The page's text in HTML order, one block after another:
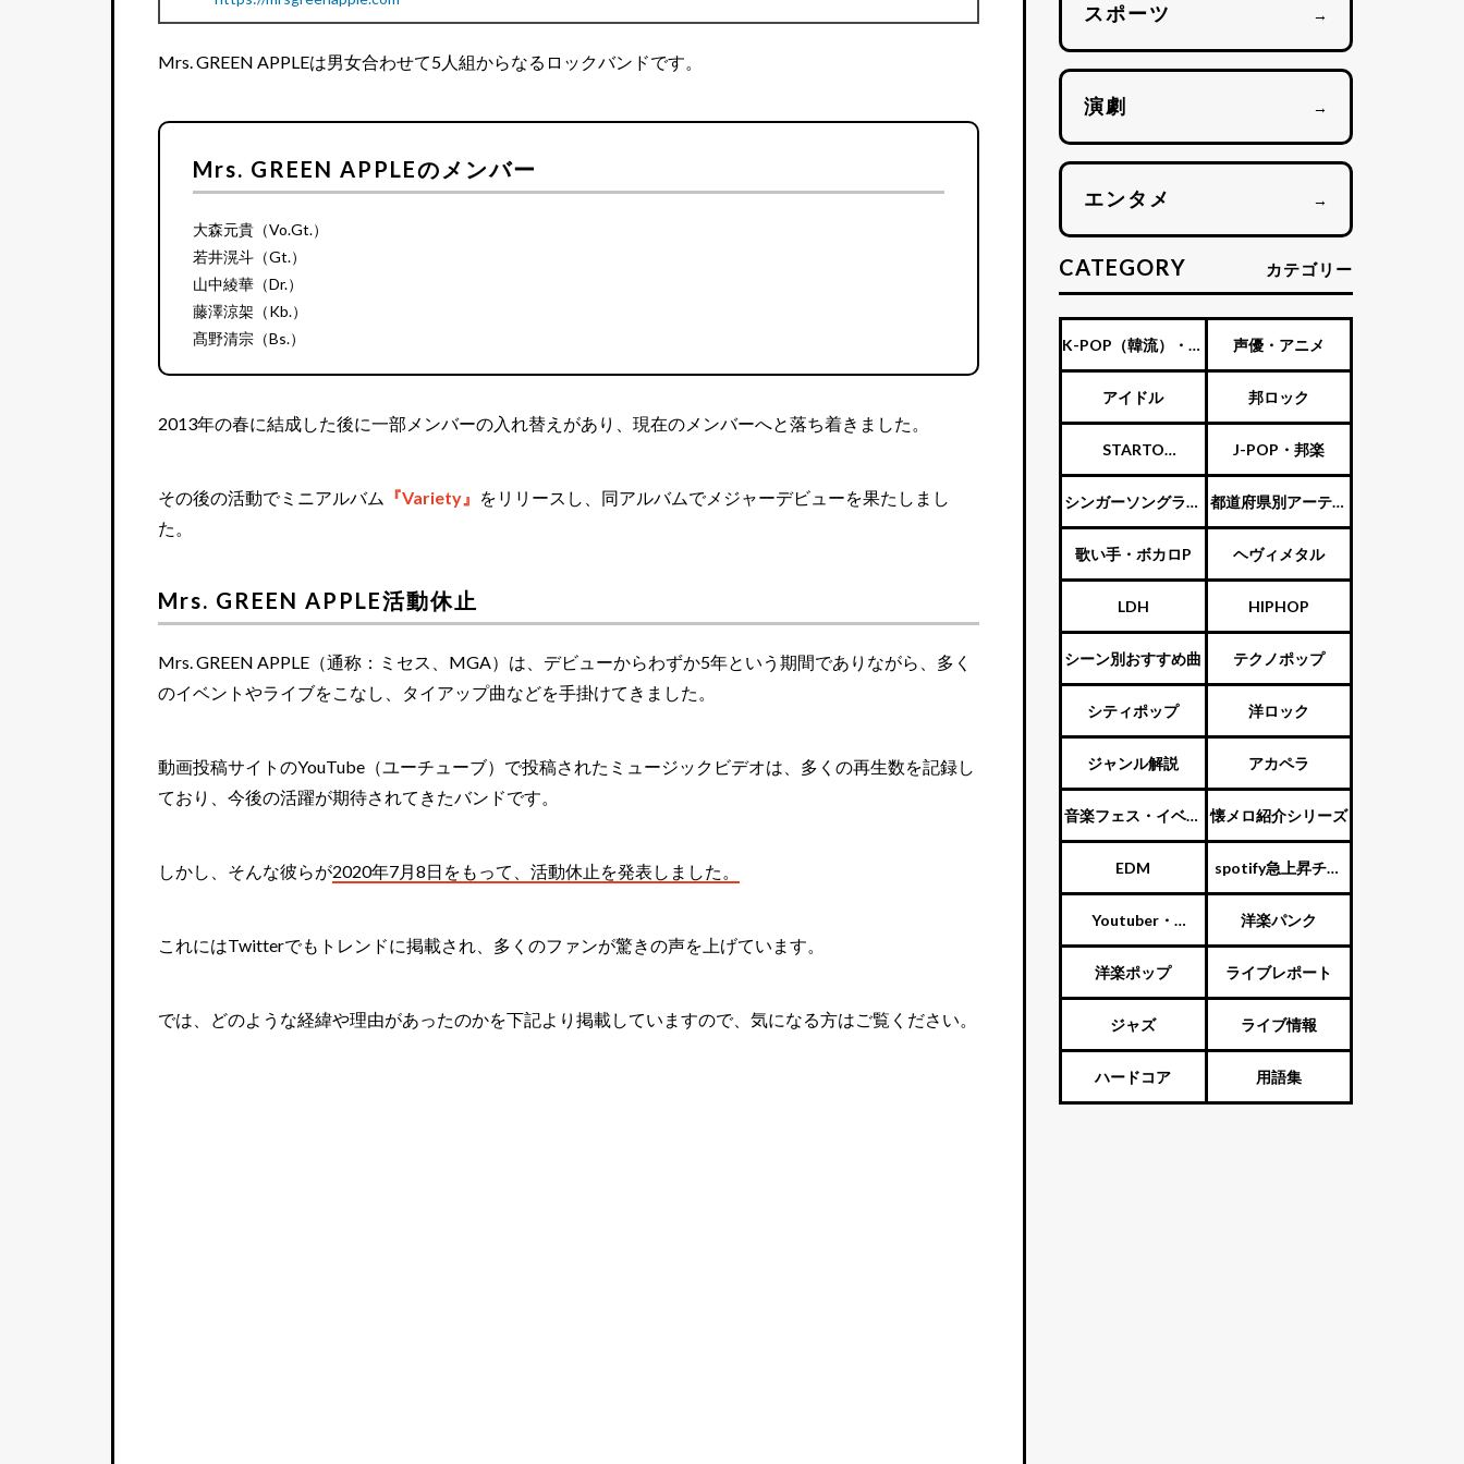
Mrs. GREEN APPLEは男女合わせて5人組からなるロックバンドです。
Mrs. GREEN APPLEのメンバー
大森元貴（Vo.Gt.）
若井滉斗（Gt.）
山中綾華（Dr.）
藤澤涼架（Kb.）
髙野清宗（Bs.）
2013年の春に結成した後に一部メンバーの入れ替えがあり、現在のメンバーへと落ち着きました。
その後の活動でミニアルバム 『Variety』 をリリースし、同アルバムでメジャーデビューを果たしまし
た。
Mrs. GREEN APPLE活動休止
Mrs. GREEN APPLE（通称：ミセス、MGA）は、デビューからわずか5年という期間でありながら、多く
のイベントやライブをこなし、タイアップ曲などを手掛けてきました。
動画投稿サイトのYouTube（ユーチューブ）で投稿されたミュージックビデオは、多くの再生数を記録し
ており、今後の活躍が期待されてきたバンドです。
しかし、そんな彼らが2020年7月8日をもって、活動休止を発表しました。
これにはTwitterでもトレンドに掲載され、多くのファンが驚きの声を上げています。
では、どのような経緯や理由があったのかを下記より掲載していますので、気になる方はご覧ください。
スポーツ →
演劇 →
エンタメ →
CATEGORY カテゴリー
K-POP（韓流）・海
外アーティスト
声優・アニメ
アイドル 邦ロック
STARTO
ENTERTAINMENT（旧
ジャニーズ）
J-POP・邦楽
シンガーソングライ
ター
都道府県別アーティ
スト
歌い手・ボカロP ヘヴィメタル
LDH HIPHOP
シーン別おすすめ曲 テクノポップ
シティポップ 洋ロック
ジャンル解説 アカペラ
音楽フェス・イベン
ト
懐メロ紹介シリーズ
EDM spotify急上昇チャ
ート
Youtuber・
Vtuber・歌い手
洋楽パンク
洋楽ポップ ライブレポート
ジャズ ライブ情報
ハードコア 用語集